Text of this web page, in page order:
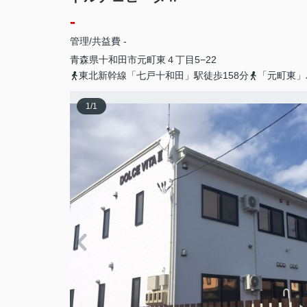
-
管理/共益費 -
青森県十和田市元町東 ４丁目5−22
東北新幹線「七戸十和田」駅徒歩158分
「元町東
1/1